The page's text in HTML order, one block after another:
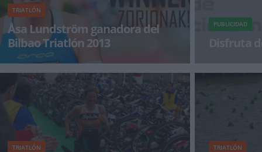
TRIATLÓN
Åsa Lundström ganadora del
Bilbao Triatlón 2013
Casi cuatro meses después de finalizar la
carrera, el Bilbao Triatlón 2013 tienen
ganadora. Aunqu
PUBLICIDAD
Disfruta
TRIATLÓN TRIATLÓN